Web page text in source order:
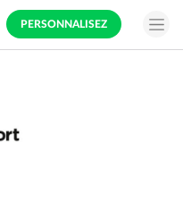
PERSONNALISEZ